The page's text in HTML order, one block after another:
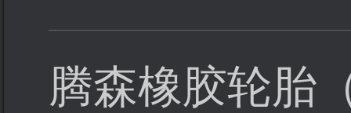
腾森橡胶轮胎